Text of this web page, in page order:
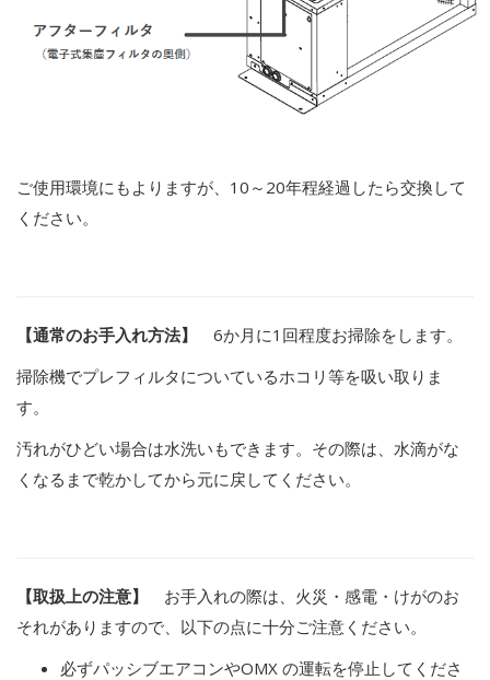
ご使用環境にもよりますが、 10 ～ 20年程経過したら交換して
ください。
【通常のお手入れ方法】
6か月に1回程度お掃除をします。
掃除機でプレフィルタについているホコリ等を吸い取りま
す。
汚れがひどい場合は水洗いもできます。その際は、水滴がな
くなるまで乾かしてから元に戻してください。
【取扱上の注意】
お手入れの際は、火災・感電・けがのお
それがありますので、以下の点に十分ご注意ください。
必ずパッシブエアコンやOMX の運転を停止してくださ